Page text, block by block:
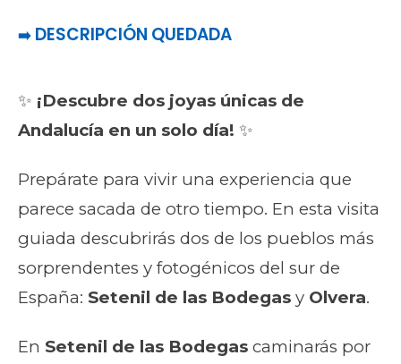
➡️ DESCRIPCIÓN QUEDADA
✨ ¡Descubre dos joyas únicas de
Andalucía en un solo día! ✨
Prepárate para vivir una experiencia que
parece sacada de otro tiempo. En esta visita
guiada descubrirás dos de los pueblos más
sorprendentes y fotogénicos del sur de
España: Setenil de las Bodegas y Olvera.
En Setenil de las Bodegas caminarás por